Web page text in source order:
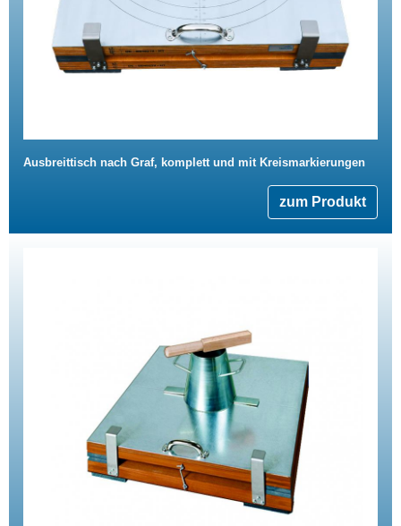
Ausbreittisch nach Graf, komplett und mit Kreismarkierungen
zum Produkt